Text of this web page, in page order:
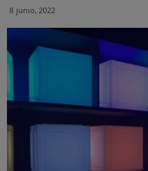
8 junio, 2022